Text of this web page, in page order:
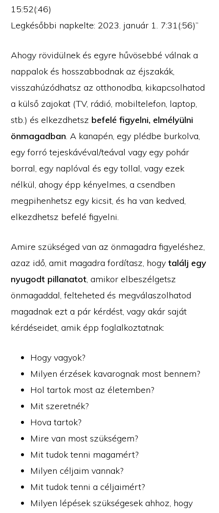
15:52(:46)
Legkésőbbi napkelte: 2023. január 1. 7:31(:56)”
Ahogy rövidülnek és egyre hűvösebbé válnak a
nappalok és hosszabbodnak az éjszakák,
visszahúzódhatsz az otthonodba, kikapcsolhatod
a külső zajokat (TV, rádió, mobiltelefon, laptop,
stb.) és elkezdhetsz befelé figyelni, elmélyülni
önmagadban. A kanapén, egy plédbe burkolva,
egy forró tejeskávéval/teával vagy egy pohár
borral, egy naplóval és egy tollal, vagy ezek
nélkül, ahogy épp kényelmes, a csendben
megpihenhetsz egy kicsit, és ha van kedved,
elkezdhetsz befelé figyelni.
Amire szükséged van az önmagadra figyeléshez,
azaz idő, amit magadra fordítasz, hogytalálj egy
nyugodt pillanatot, amikor elbeszélgetsz
önmagaddal, felteheted és megválaszolhatod
magadnak ezt a pár kérdést, vagy akár saját
kérdéseidet, amik épp foglalkoztatnak:
Hogy vagyok?
Milyen érzések kavarognak most bennem?
Hol tartok most az életemben?
Mit szeretnék?
Hova tartok?
Mire van most szükségem?
Mit tudok tenni magamért?
Milyen céljaim vannak?
Mit tudok tenni a céljaimért?
Milyen lépések szükségesek ahhoz, hogy